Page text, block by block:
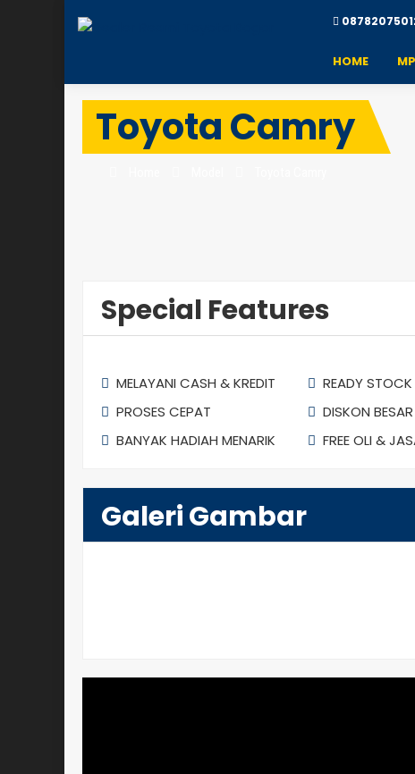
HOME
Toyota Camry
Special Features
MELAYANI CASH & KREDIT READY STOCK
PROSES CEPAT
DISKON BESAR
BANYAK HADIAH MENARIK
FREE OLI &
Galeri Gambar